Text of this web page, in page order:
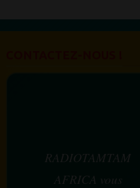
RADIOTAMTAM
AFRICA vous